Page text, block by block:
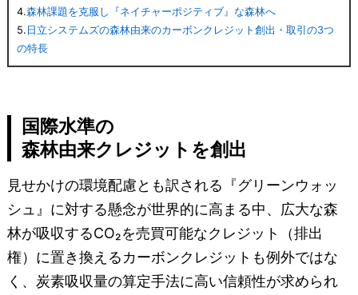
4.森林課題を克服し『ネイチャーポジティブ』な森林へ
5. 日立システムズの森林由来のカーボンクレジット創出・取引の3つ
の特長
国際水準の
森林由来クレジットを創出
見せかけの環境配慮とも訳される『グリーンウォッ
シュ』に対する懸念が世界的に高まる中、広大な森
林が吸収するCO₂を売買可能なクレジット（排出
権）に置き換えるカーボンクレジットも例外ではな
く、炭素吸収量の算定手法に高い信頼性が求められ